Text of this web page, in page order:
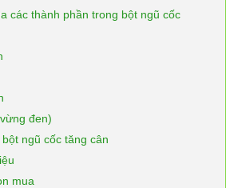
các thành phần trong bột ngũ cốc
đen)
ngũ cốc tăng cân
mua